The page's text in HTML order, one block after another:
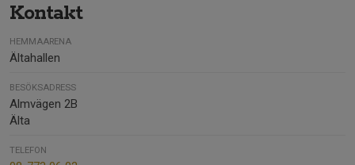
Kontakt
HEMMAARENA
Ältahallen
BESÖKSADRESS
Almvägen 2B
Älta
TELEFON